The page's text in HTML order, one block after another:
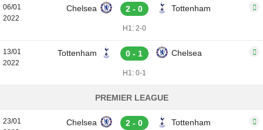
06/01
2022
Chelsea 2 - 0 Tottenham
H1: 2-0
13/01
2022
Tottenham 0 - 1 Chelsea
H1: 0-1
PREMIER LEAGUE
23/01
Chelsea 2 - 0 Tottenham